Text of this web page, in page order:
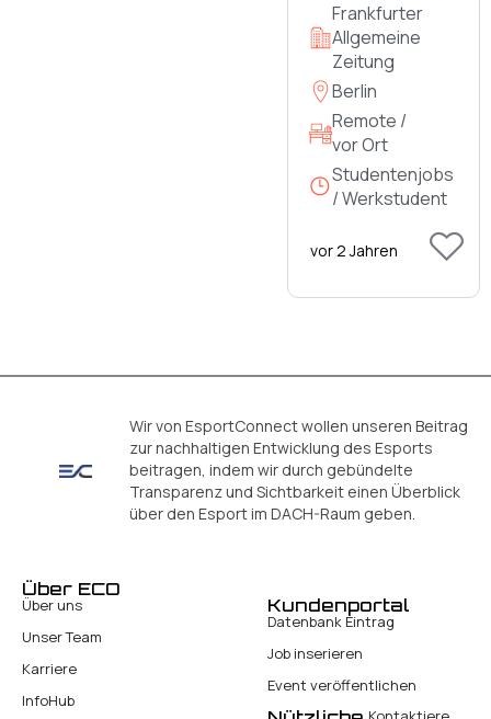
Frankfurter
Allgemeine
Zeitung
Berlin
Remote /
vor Ort
Studentenjobs
/ Werkstudent
vor 2 Jahren
Wir von EsportConnect wollen unseren Beitrag
zur nachhaltigen Entwicklung des Esports
beitragen, indem wir durch gebündelte
Transparenz und Sichtbarkeit einen Überblick
über den Esport im DACH-Raum geben.
Über ECO
Über uns
Unser Team
Karriere
InfoHub
Kundenportal
Datenbank Eintrag
Job inserieren
Event veröffentlichen